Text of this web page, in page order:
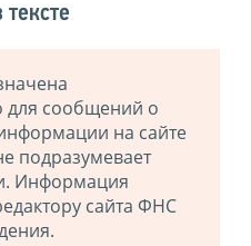
для сообщений о
на сайте
подразумевает
Информация
сайта ФНС